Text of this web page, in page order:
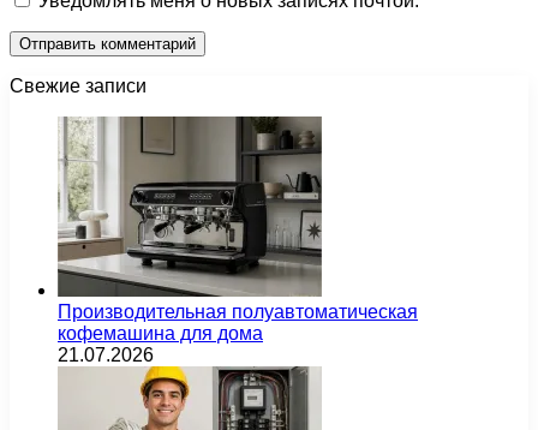
Свежие записи
Производительная полуавтоматическая
кофемашина для дома
21.07.2026